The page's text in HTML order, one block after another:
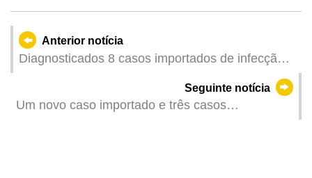
Anterior notícia
Diagnosticados 8 casos importados de infecção
Seguinte notícia
Um novo caso importado e três casos